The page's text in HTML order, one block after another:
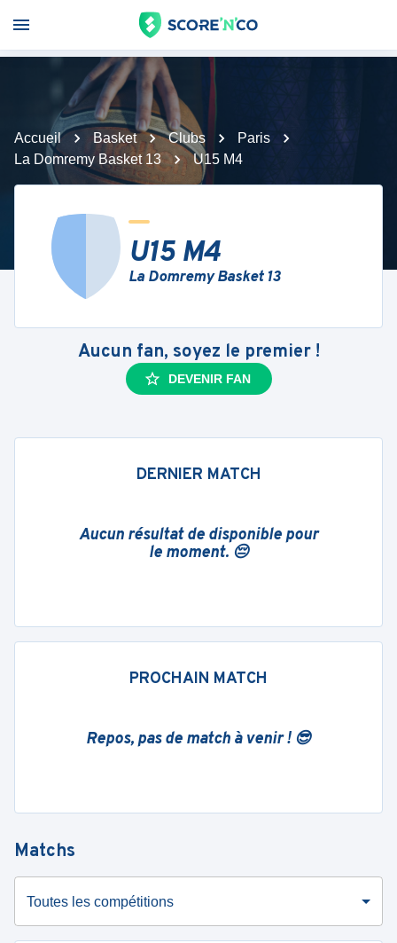
Accueil Basket Clubs
Paris
La Domremy Basket 13
U15 M4
U15 M4
La Domremy Basket 13
Aucun fan, soyez le premier !
DEVENIR FAN
DERNIER MATCH
Aucun résultat de disponible pour
le moment. 😔
PROCHAIN MATCH
Repos, pas de match à venir ! 😎
Matchs
Toutes les compétitions